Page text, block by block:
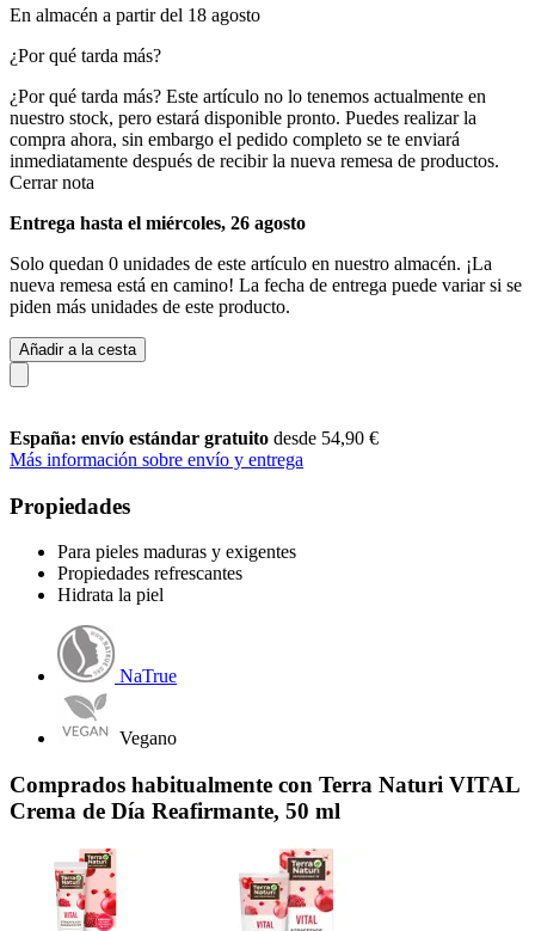
En almacén a partir del 18 agosto
¿Por qué tarda más?
¿Por qué tarda más? Este artículo no lo tenemos actualmente en
nuestro stock, pero estará disponible pronto. Puedes realizar la
compra ahora, sin embargo el pedido completo se te enviará
inmediatamente después de recibir la nueva remesa de productos.
Cerrar nota
Entrega hasta el miércoles, 26 agosto
Solo quedan 0 unidades de este artículo en nuestro almacén. ¡La
nueva remesa está en camino! La fecha de entrega puede variar si se
piden más unidades de este producto.
Añadir a la cesta
España: envío estándar gratuito desde 54,90 €
Más información sobre envío y entrega
Propiedades
Para pieles maduras y exigentes
Propiedades refrescantes
Hidrata la piel
NaTrue
Vegano
Comprados habitualmente con Terra Naturi VITAL
Crema de Día Reafirmante, 50 ml